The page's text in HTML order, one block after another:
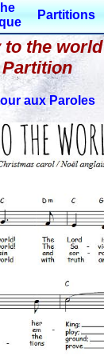
Partitions
to the world
Partition
aux Paroles